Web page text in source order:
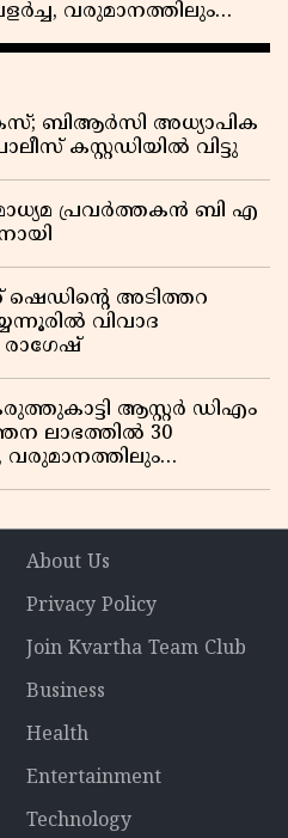
വരുമാനത്തിലും
പുറത്ത്
ബിആർസി അധ്യാപിക
കസ്റ്റഡിയിൽ വിട്ടു
മാധ്യമ പ്രവർത്തകൻ ബി എ
ഷെഡിൻ്റെ അടിത്തറ
വിവാദ
രാഗേഷ്
ആസ്റ്റർ ഡിഎം
ലാഭത്തിൽ 30
വരുമാനത്തിലും
About Us
Privacy Policy
Join Kvartha Team Club
Business
Health
Entertainment
Technology